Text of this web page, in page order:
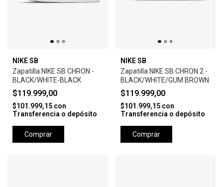
NIKE SB
Zapatilla NIKE SB CHRON -
BLACK/WHITE-BLACK
$119.999,00
$101.999,15 con
Transferencia o depósito
Comprar
NIKE SB
Zapatilla NIKE SB CHRON 2 -
BLACK/WHITE/GUM BROWN
$119.999,00
$101.999,15 con
Transferencia o depósito
Comprar